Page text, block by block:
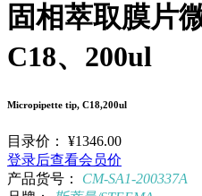
固相萃取膜片
C18、200ul
Micropipette tip, C18,200ul
目录价：
¥1346.00
登录后查看会员价
产品货号：
CM-SA1-200337A